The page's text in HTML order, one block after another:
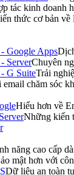
tác kinh doanh
thức cơ bản về
Google Apps
ServerChuyên
G SuiteTrải
email chăm sóc
Hiểu hơn về
Những kiến
năng cao cấp
mật hơn với
Dữ liệu an toàn